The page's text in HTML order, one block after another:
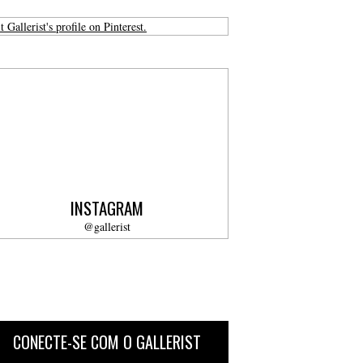
Gallerist's profile on Pinterest.
INSTAGRAM
@gallerist
CONECTE-SE COM O GALLERIST